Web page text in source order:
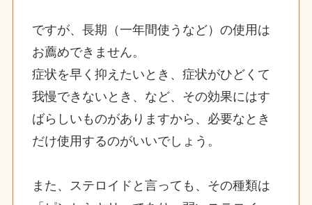
ですが、長期（一年間使うなど）の使用は
お薦めできません。
症状を早く抑えたいとき、症状がひどくて
我慢できないとき、など、その効果にはす
ばらしいものがありますから、必要なとき
だけ使用するのがいいでしょう。
また、ステロイドと言っても、その種類は